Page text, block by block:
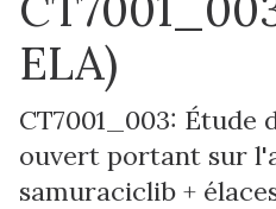
ELA)
CT7001_003: Étude
ouvert portant sur
samuraciclib +